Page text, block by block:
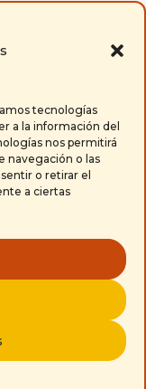
tecnologías
a la información del
nos permitirá
navegación o las
o retirar el
a ciertas
de uso